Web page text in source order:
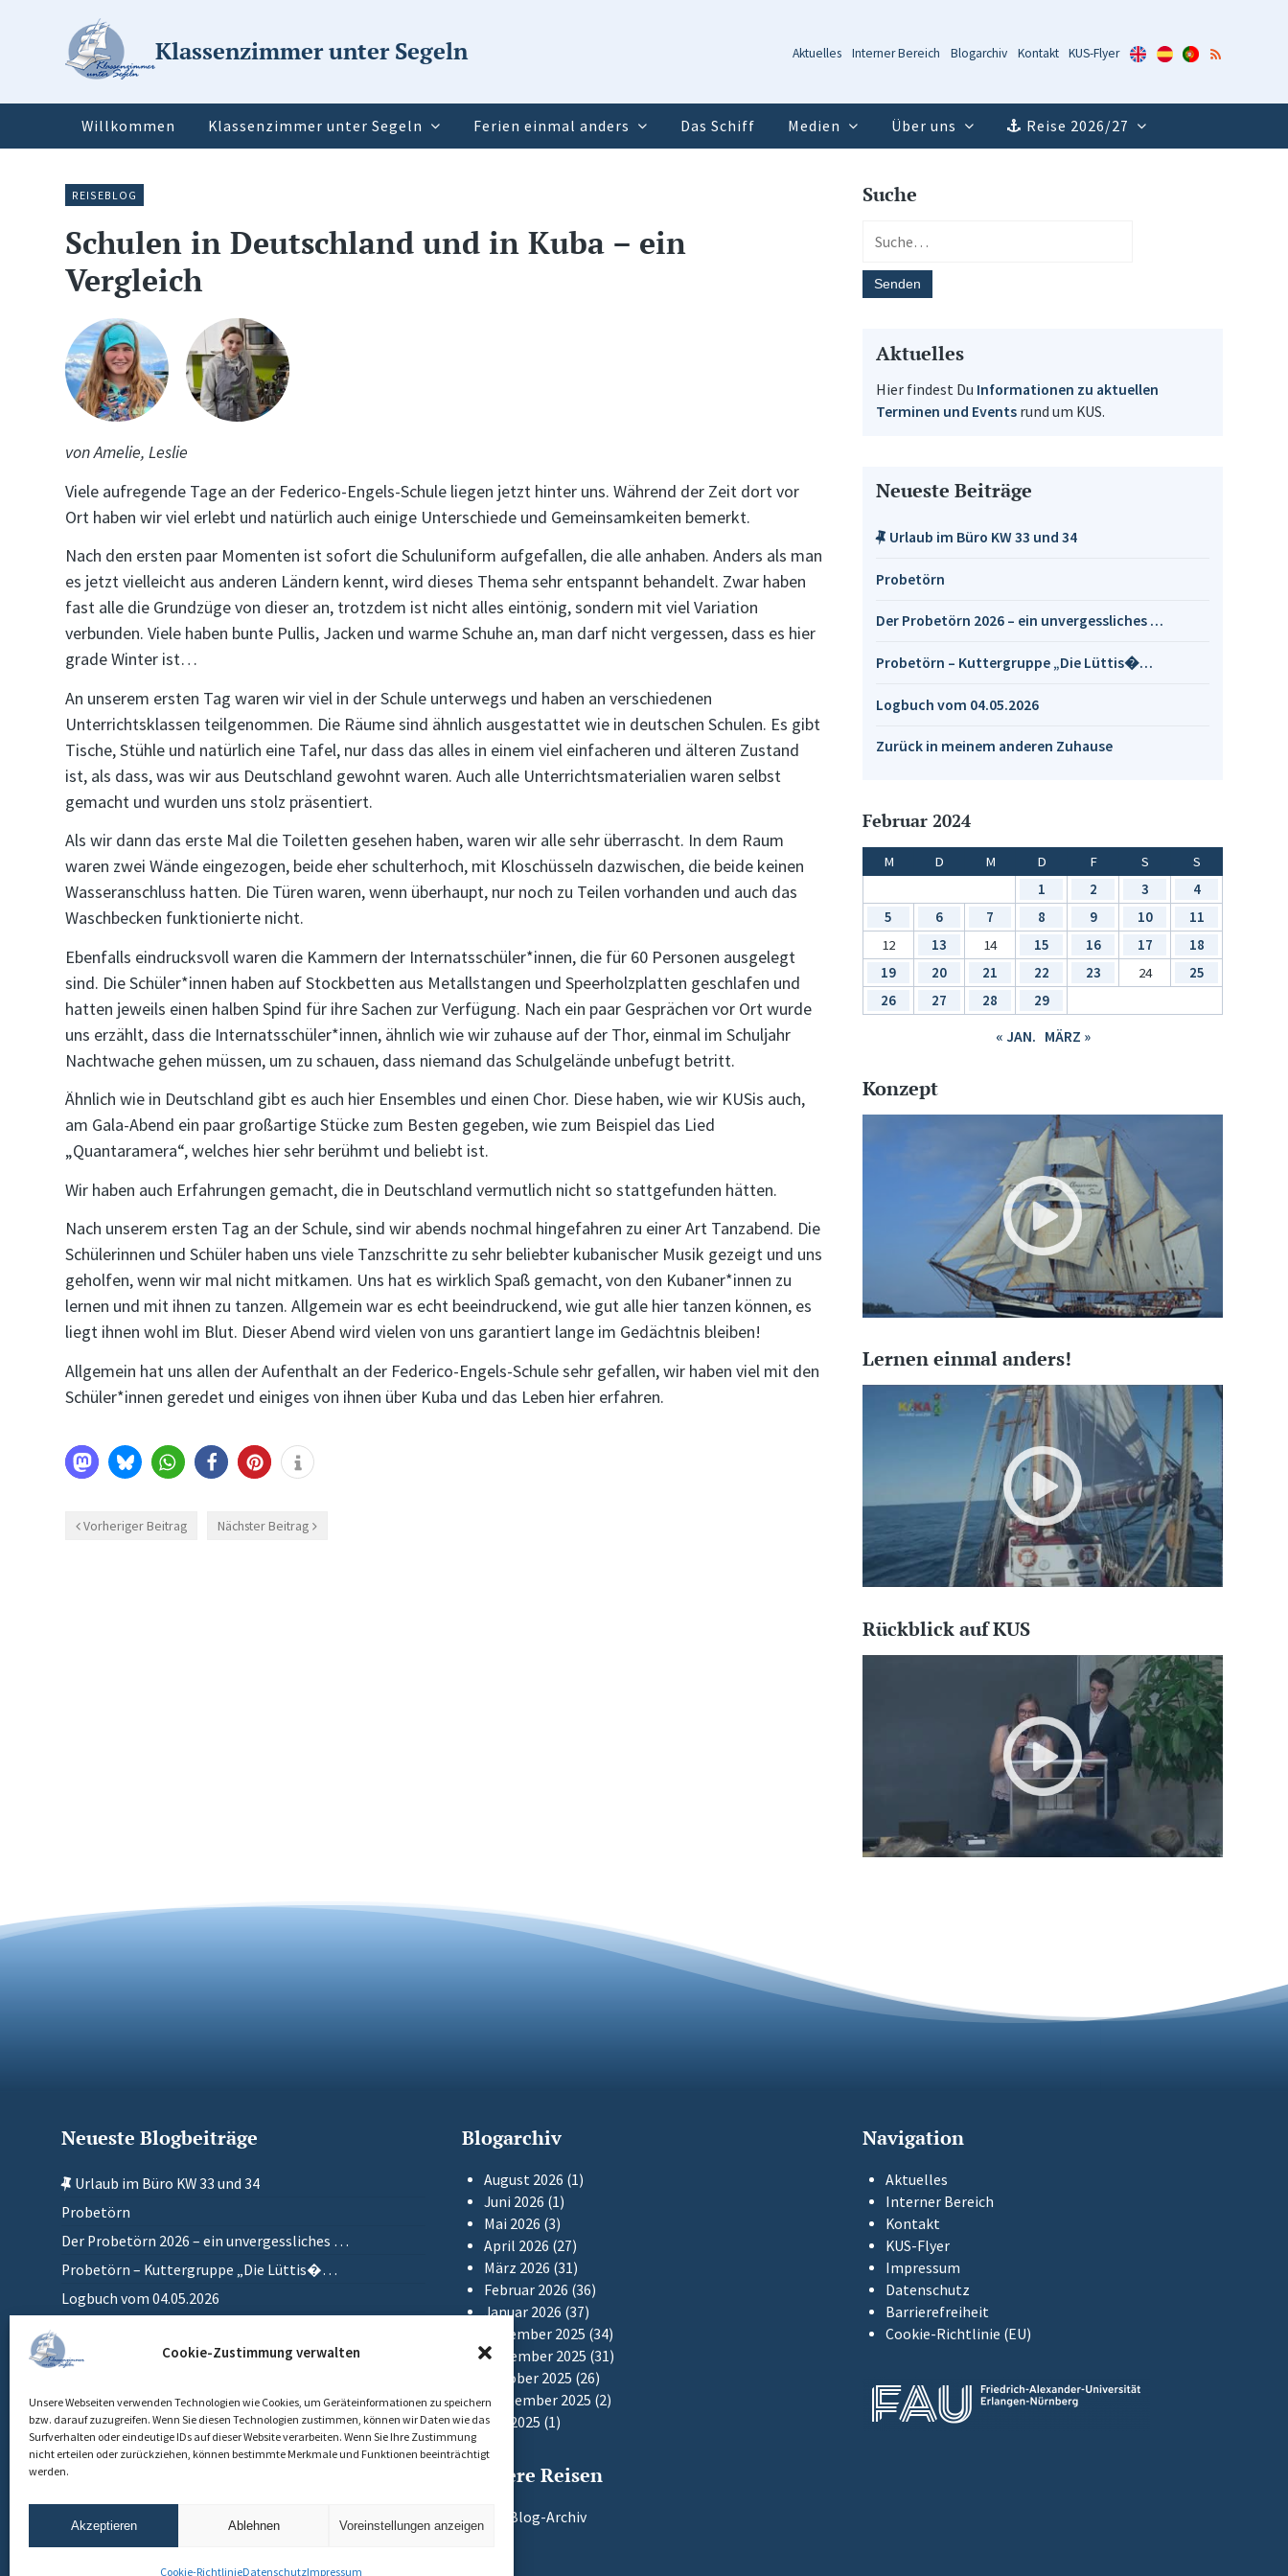
Cookie-Zustimmung verwalten
Unsere Webseiten verwenden Technologien wie Cookies, um Geräteinformationen zu speichern
bzw. darauf zuzugreifen. Wenn Sie diesen Technologien zustimmen, können wir Daten wie das
Surfverhalten oder eindeutige IDs auf dieser Website verarbeiten. Wenn Sie Ihre Zustimmung
nicht erteilen oder zurückziehen, können bestimmte Merkmale und Funktionen beeinträchtigt
werden.
Akzeptieren Ablehnen Voreinstellungen anzeigen
Cookie-RichtlinieDatenschutzImpressum
Klassenzimmer unter Segeln Aktuelles Interner Bereich Blogarchiv Kontakt KUS-Flyer
KUS-
Flyer
KUS-
Flyer
KUS-
Flyer
RSS-
Willkommen Klassenzimmer unter Segeln Ferien einmal anders Das Schiff Medien Über uns Reise 2026/27
REISEBLOG
Schulen in Deutschland und in Kuba – ein
Vergleich
von Amelie, Leslie
Viele aufregende Tage an der Federico-Engels-Schule liegen jetzt hinter uns. Während der Zeit dort vor
Ort haben wir viel erlebt und natürlich auch einige Unterschiede und Gemeinsamkeiten bemerkt.
Nach den ersten paar Momenten ist sofort die Schuluniform aufgefallen, die alle anhaben. Anders als man
es jetzt vielleicht aus anderen Ländern kennt, wird dieses Thema sehr entspannt behandelt. Zwar haben
fast alle die Grundzüge von dieser an, trotzdem ist nicht alles eintönig, sondern mit viel Variation
verbunden. Viele haben bunte Pullis, Jacken und warme Schuhe an, man darf nicht vergessen, dass es hier
grade Winter ist…
An unserem ersten Tag waren wir viel in der Schule unterwegs und haben an verschiedenen
Unterrichtsklassen teilgenommen. Die Räume sind ähnlich ausgestattet wie in deutschen Schulen. Es gibt
Tische, Stühle und natürlich eine Tafel, nur dass das alles in einem viel einfacheren und älteren Zustand
ist, als dass, was wir aus Deutschland gewohnt waren. Auch alle Unterrichtsmaterialien waren selbst
gemacht und wurden uns stolz präsentiert.
Als wir dann das erste Mal die Toiletten gesehen haben, waren wir alle sehr überrascht. In dem Raum
waren zwei Wände eingezogen, beide eher schulterhoch, mit Kloschüsseln dazwischen, die beide keinen
Wasseranschluss hatten. Die Türen waren, wenn überhaupt, nur noch zu Teilen vorhanden und auch das
Waschbecken funktionierte nicht.
Ebenfalls eindrucksvoll waren die Kammern der Internatsschüler*innen, die für 60 Personen ausgelegt
sind. Die Schüler*innen haben auf Stockbetten aus Metallstangen und Speerholzplatten geschlafen und
hatten jeweils einen halben Spind für ihre Sachen zur Verfügung. Nach ein paar Gesprächen vor Ort wurde
uns erzählt, dass die Internatsschüler*innen, ähnlich wie wir zuhause auf der Thor, einmal im Schuljahr
Nachtwache gehen müssen, um zu schauen, dass niemand das Schulgelände unbefugt betritt.
Ähnlich wie in Deutschland gibt es auch hier Ensembles und einen Chor. Diese haben, wie wir KUSis auch,
am Gala-Abend ein paar großartige Stücke zum Besten gegeben, wie zum Beispiel das Lied
„Quantaramera“, welches hier sehr berühmt und beliebt ist.
Wir haben auch Erfahrungen gemacht, die in Deutschland vermutlich nicht so stattgefunden hätten.
Nach unserem ersten Tag an der Schule, sind wir abends nochmal hingefahren zu einer Art Tanzabend. Die
Schülerinnen und Schüler haben uns viele Tanzschritte zu sehr beliebter kubanischer Musik gezeigt und uns
geholfen, wenn wir mal nicht mitkamen. Uns hat es wirklich Spaß gemacht, von den Kubaner*innen zu
lernen und mit ihnen zu tanzen. Allgemein war es echt beeindruckend, wie gut alle hier tanzen können, es
liegt ihnen wohl im Blut. Dieser Abend wird vielen von uns garantiert lange im Gedächtnis bleiben!
Allgemein hat uns allen der Aufenthalt an der Federico-Engels-Schule sehr gefallen, wir haben viel mit den
Schüler*innen geredet und einiges von ihnen über Kuba und das Leben hier erfahren.
Vorheriger Beitrag Nächster Beitrag
Suche
Aktuelles
Hier findest Du Informationen zu aktuellen
Terminen und Eventsrund um KUS.
Neueste Beiträge
Urlaub im Büro KW 33 und 34
Probetörn
Der Probetörn 2026 – ein unvergessliches …
Probetörn – Kuttergruppe „Die Lüttis�…
Logbuch vom 04.05.2026
Zurück in meinem anderen Zuhause
Februar 2024
M D M D F S
S
1
2 3
4
5
6 7 8 9 10
11
12
13 14 15 16 17
18
19
20 21 22 23 24
25
26
27 28 29
« JAN. MÄRZ »
Konzept
Lernen einmal anders!
Rückblick auf KUS
Neueste Blogbeiträge
Urlaub im Büro KW 33 und 34
Probetörn
Der Probetörn 2026 – ein unvergessliches …
Probetörn – Kuttergruppe „Die Lüttis�…
Logbuch vom 04.05.2026
Einlaufen
Blogarchiv
August 2026 (1)
Juni 2026 (1)
Mai 2026 (3)
April 2026 (27)
März 2026 (31)
Februar 2026 (36)
Januar 2026 (37)
Dezember 2025 (34)
November 2025 (31)
Oktober 2025 (26)
September 2025 (2)
Mai 2025 (1)
Frühere Reisen
Zum Blog-Archiv
Navigation
Aktuelles
Interner Bereich
Kontakt
KUS-Flyer
Impressum
Datenschutz
Barrierefreiheit
Cookie-Richtlinie (EU)